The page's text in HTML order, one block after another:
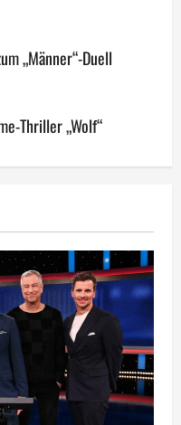
„Männer“-Duell
Thriller „Wolf“